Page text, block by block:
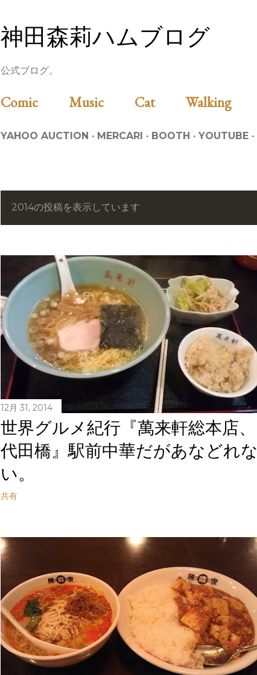
神田森莉ハムブログ
公式ブログ。
Comic Music Cat Walking
YAHOO AUCTION MERCARI BOOTH YOUTUBE
投
2014の投稿を表示しています
12月 31, 2014
世界グルメ紀行『萬来軒総本店、
代田橋』駅前中華だがあなどれな
い。
共有